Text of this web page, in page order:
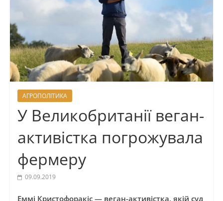
АГРОПОЛІТИКА
У Великобританії веган-
активістка погрожувала
фермеру
09.09.2019
Еммі Кристофоракіс — веган-активістка, якій суд